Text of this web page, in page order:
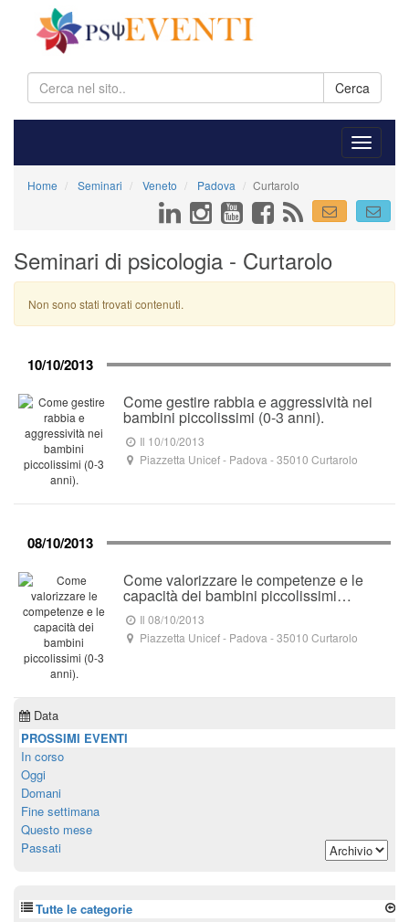
Cerca
Home Seminari Veneto Padova Curtarolo
Seminari di psicologia - Curtarolo
Non sono stati trovati contenuti.
10/10/2013
Come gestire rabbia e aggressività nei
bambini piccolissimi (0-3 anni).
Il 10/10/2013
Piazzetta Unicef- Padova -35010 Curtarolo
08/10/2013
Come valorizzare le competenze e le
capacità dei bambini piccolissimi…
Il 08/10/2013
Piazzetta Unicef- Padova -35010 Curtarolo
Data
PROSSIMI EVENTI
In corso
Oggi
Domani
Fine settimana
Questo mese
Passati
Tutte le categorie